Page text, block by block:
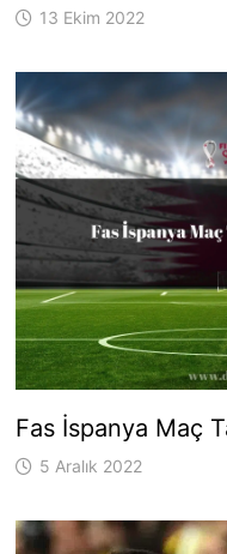
13 Ekim 2022
Fas İspanya Maç
5 Aralık 2022